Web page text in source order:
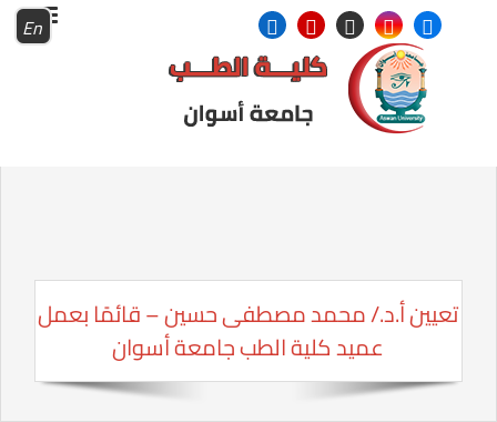
En
تعيين أ.د./ محمد مصطفى حسين – قائمًا بعمل
عميد كلية الطب جامعة أسوان